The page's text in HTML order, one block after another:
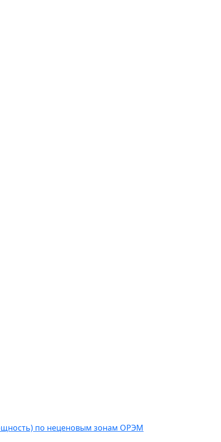
по неценовым зонам ОРЭМ